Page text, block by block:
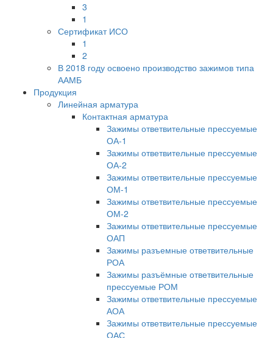
3
1
Сертификат ИСО
1
2
В 2018 году освоено производство зажимов типа
ААМБ
Продукция
Линейная арматура
Контактная арматура
Зажимы ответвительные прессуемые
ОА-1
Зажимы ответвительные прессуемые
ОА-2
Зажимы ответвительные прессуемые
ОМ-1
Зажимы ответвительные прессуемые
ОМ-2
Зажимы ответвительные прессуемые
ОАП
Зажимы разъемные ответвительные
РОА
Зажимы разъёмные ответвительные
прессуемые РОМ
Зажимы ответвительные прессуемые
АОА
Зажимы ответвительные прессуемые
ОАС